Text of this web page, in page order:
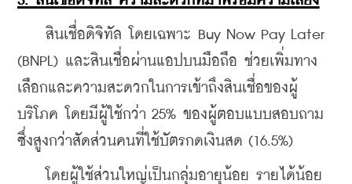
สินเชื่อดิจิทัล โดยเฉพาะ Buy Now Pay Later
(BNPL) และสินเชื่อผ่านแอปบนมือถือ ช่วยเพิ่มทาง
เลือกและความสะดวกในการเข้าถึงสินเชื่อของผู้
บริโภค โดยมีผู้ใช้กว่า 25% ของผู้ตอบแบบสอบถาม
ซึ่งสูงกว่าสัดส่วนคนที่ใช้บัตรกดเงินสด (16.5%)
โดยผู้ใช้ส่วนใหญ่เป็นกลุ่มอายุน้อย รายได้น้อย